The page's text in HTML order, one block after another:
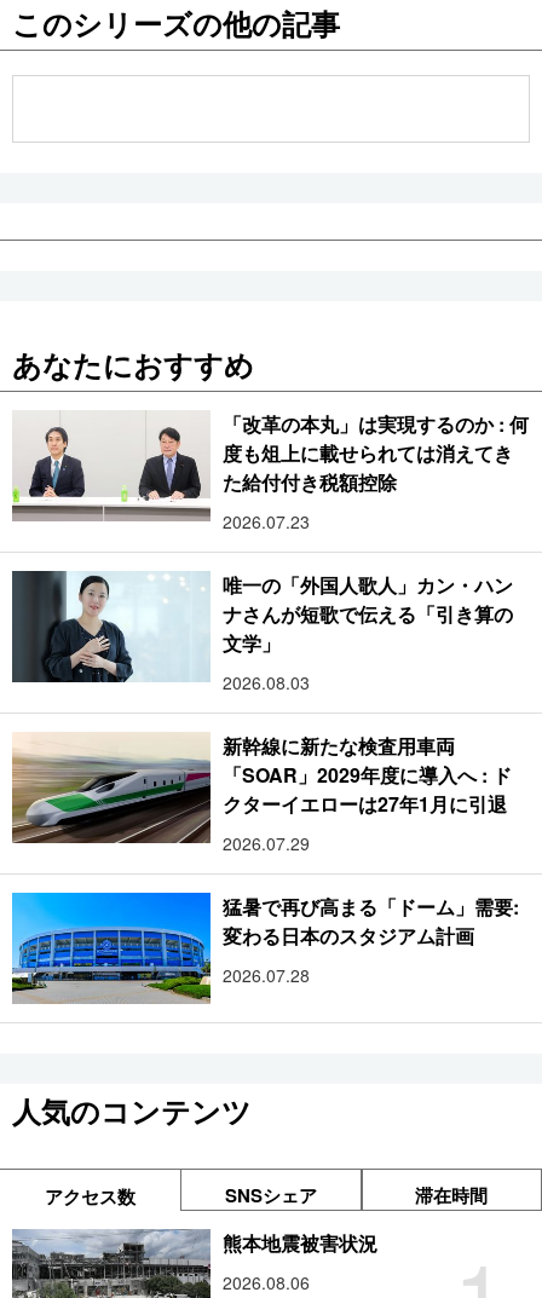
お知らせ
このシリーズの他の記事
あなたにおすすめ
「改革の本丸」は実現するのか : 何
度も俎上に載せられては消えてき
た給付付き税額控除
2026.07.23
唯一の「外国人歌人」カン・ハン
ナさんが短歌で伝える「引き算の
文学」
2026.08.03
新幹線に新たな検査用車両
「SOAR」2029年度に導入へ : ド
クターイエローは27年1月に引退
2026.07.29
猛暑で再び高まる「ドーム」需要:
変わる日本のスタジアム計画
2026.07.28
人気のコンテンツ
アクセス数 SNSシェア 滞在時間
熊本地震被害状況
2026.08.06